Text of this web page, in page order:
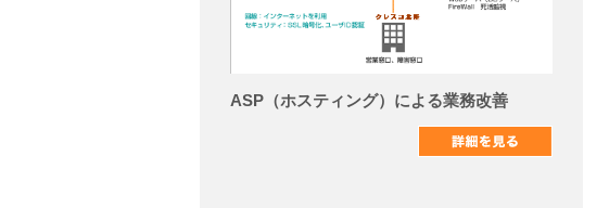
ASP（ホスティング）による業務改善